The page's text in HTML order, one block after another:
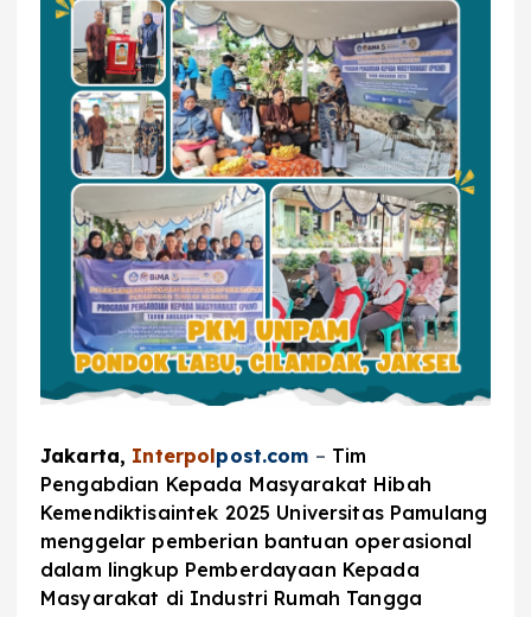
Jakarta, Interpolpost.com – Tim
Pengabdian Kepada Masyarakat Hibah
Kemendiktisaintek 2025 Universitas Pamulang
menggelar pemberian bantuan operasional
dalam lingkup Pemberdayaan Kepada
Masyarakat di Industri Rumah Tangga